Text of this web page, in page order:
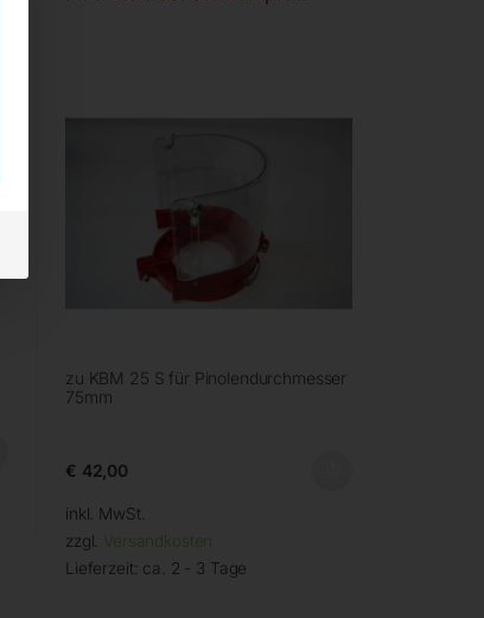
zu KBM 25 S für Pinolendurchmesser
75mm
€ 42,00
inkl. MwSt.
zzgl. Versandkosten
Lieferzeit: ca. 2 - 3 Tage